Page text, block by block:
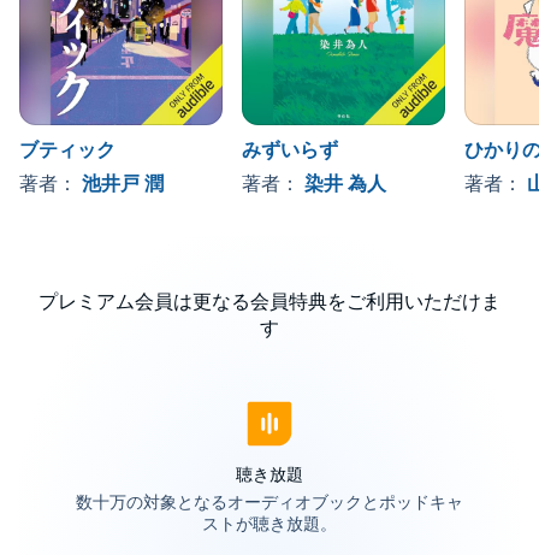
ブティック
著者： 池井戸 潤
みずいらず
著者： 染井 為人
ひかり
著者：
プレミアム会員は更なる会員特典をご利用いただけま
す
聴き放題
数十万の対象となるオーディオブックとポッドキャ
ストが聴き放題。